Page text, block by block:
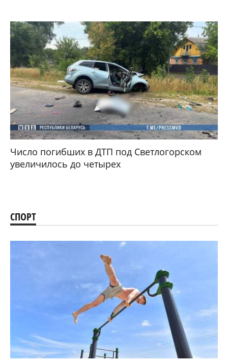
Число погибших в ДТП под Светлогорском
увеличилось до четырех
СПОРТ